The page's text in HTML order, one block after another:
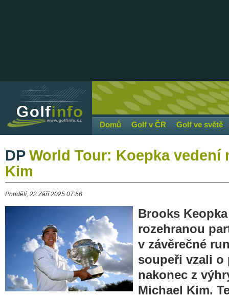
Domů Golf v ČR Golf ve světě
DPWorld Tour: Koepka vedení
Kim
Pondělí, 22 Září 2025 07:56
Brooks
rozehranou
v závěrečné
soupeři vzali o
nakonec z
Michael Kim.